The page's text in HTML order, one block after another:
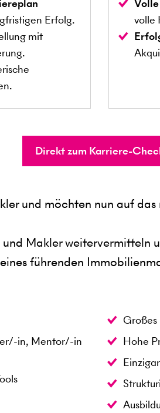
Erfolg.
mit
volle
Direkt zum Karriere-
und möchten nun auf
Makler
führenden
in, Mentor/-in
Großes
Hohe